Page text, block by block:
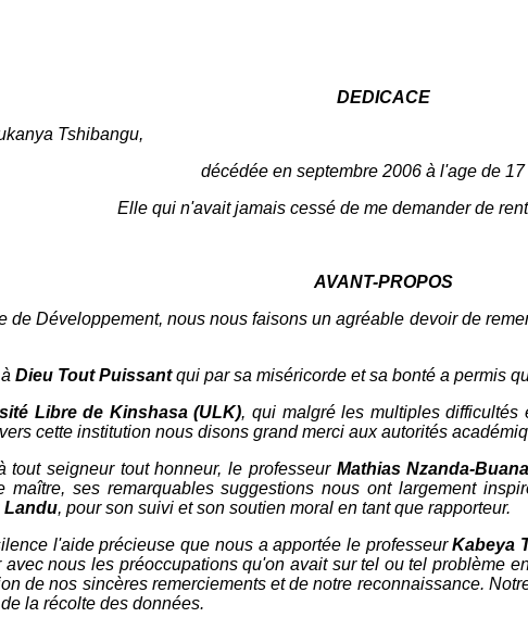
DEDICACE
Tshibangu,
décédée en septembre 2006 à l'age de 17
Elle qui n'avait jamais cessé de me demander de
AVANT-PROPOS
Développement, nous nous faisons un agréable devoir de
Dieu Tout Puissantqui par sa miséricorde et sa bonté a permis
Libre de Kinshasa (ULK), qui malgré les multiples difficultés
cette institution nous disons grand merci aux autorités
tout seigneur tout honneur, le professeur Mathias Nzanda-
ses remarquables suggestions nous ont largement
Landu, pour son suivi et son soutien moral en tant que rapporteur.
l'aide précieuse que nous a apportée le professeurKabeya
nous les préoccupations qu'on avait sur tel ou tel problème
de nos sincères remerciements et de notre reconnaissance.
la récolte des données.